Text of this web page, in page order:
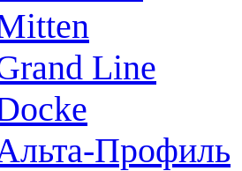
Line
Профиль